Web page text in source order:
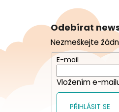
a
Odebírat
Nezmeškejte
E-mail
Vložením e-
PŘIHLÁSIT SE